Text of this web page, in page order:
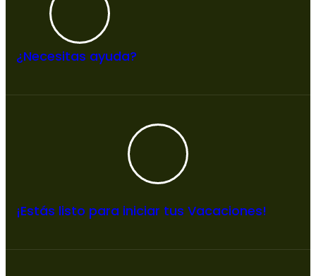
¿Necesitas ayuda?
¡Estás listo para iniciar tus Vacaciones!